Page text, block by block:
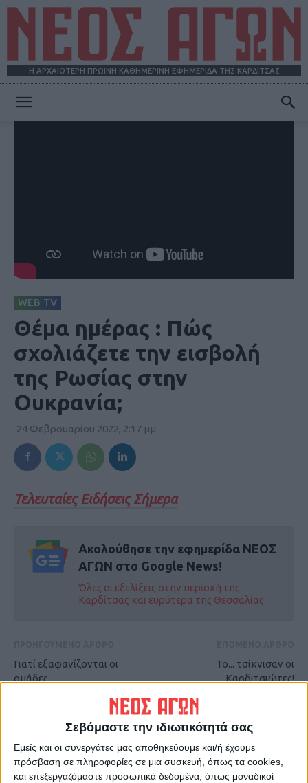
Σεβόμαστε την ιδιωτικότητά σας
Εμείς και οι συνεργάτες μας αποθηκεύουμε και/ή έχουμε
πρόσβαση σε πληροφορίες σε μια συσκευή, όπως τα cookies,
και επεξεργαζόμαστε προσωπικά δεδομένα, όπως μοναδικοί
Η ΑΡΧΑΙΟΤΕΡΗ ΠΡΩΪΝΗ ΚΑΘΗΜΕΡΙΝΗ ΕΦΗΜΕΡΙΔΑ ΤΗΣ ΚΑΡΔΙΤΣΑΣ
WEB TV
Θέμα ημέρας : Πώς
σχολιάζετε την εισβολή
της Ρωσίας στην
Ουκρανία;
24 Φεβρουαρίου 2022, 2:17 μμ
Τελευταίες Ειδήσεις Σήμερα
Ακολούθησε την εφημερίδα ΝΕΟΣ
ΑΓΩΝ στο Google News!
Όλες οι εξελίξεις στην περιοχή της
Καρδίτσας και ευρύτερα της Θεσσαλίας
Γιατί εξαφανίζονται οι
ομάδες...
Το... τσίκνισαν οι
Καρδιτσιώτες!